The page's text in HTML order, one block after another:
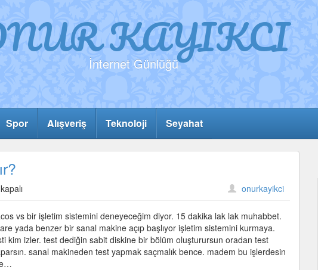
KAYIKCI
İnternet Günlüğü
Spor Alışveriş Teknoloji Seyahat
onurkayikci
vs bir işletim sistemini deneyeceğim diyor. 15 dakika lak lak muhabbet.
yada benzer bir sanal makine açıp başlıyor işletim sistemini kurmaya.
kim izler. test dediğin sabit diskine bir bölüm oluşturursun oradan test
sanal makineden test yapmak saçmalık bence. madem bu işlerdesin